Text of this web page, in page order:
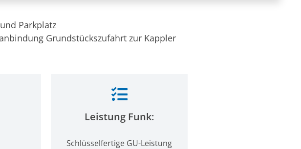
Parkplatz
Grundstückszufahrt zur Kappler
Leistung Funk:
Schlüsselfertige GU-Leistung